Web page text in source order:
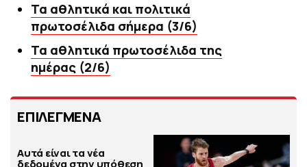
Τα αθλητικά και πολιτικά
πρωτοσέλιδα σήμερα (3/6)
Τα αθλητικά πρωτοσέλιδα της
ημέρας (2/6)
ΕΠΙΛΕΓΜΕΝΑ
Αυτά είναι τα νέα
δεδομένα στην υπόθεση